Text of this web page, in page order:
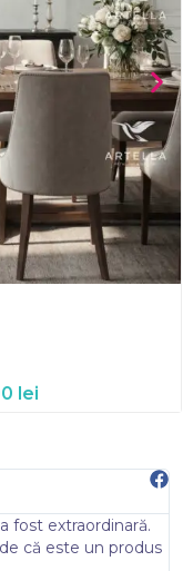
lei
fost extraordinară.
că este un produs